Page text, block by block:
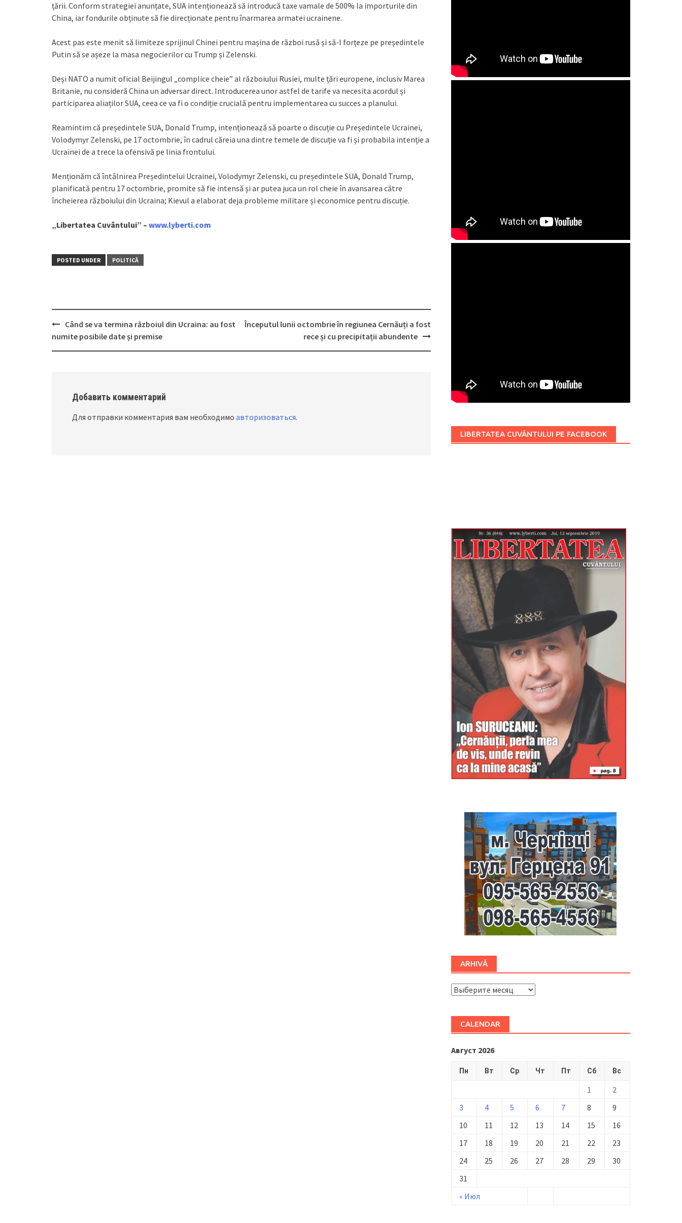
țării. Conform strategiei anunțate, SUA intenționează să introducă taxe vamale de 500% la importurile din
China, iar fondurile obținute să fie direcționate pentru înarmarea armatei ucrainene.
Acest pas este menit să limiteze sprijinul Chinei pentru mașina de război rusă și să-l forțeze pe președintele
Putin să se așeze la masa negocierilor cu Trump și Zelenski.
Deși NATO a numit oficial Beijingul „complice cheie” al războiului Rusiei, multe țări europene, inclusiv Marea
Britanie, nu consideră China un adversar direct. Introducerea unor astfel de tarife va necesita acordul și
participarea aliaților SUA, ceea ce va fi o condiție crucială pentru implementarea cu succes a planului.
Reamintim că președintele SUA, Donald Trump, intenționează să poarte o discuție cu Președintele Ucrainei,
Volodymyr Zelenski, pe 17 octombrie, în cadrul căreia una dintre temele de discuție va fi și probabila intenție a
Ucrainei de a trece la ofensivă pe linia frontului.
Menționăm că întâlnirea Președintelui Ucrainei, Volodymyr Zelenski, cu președintele SUA, Donald Trump,
planificată pentru 17 octombrie, promite să fie intensă și ar putea juca un rol cheie în avansarea către
încheierea războiului din Ucraina; Kievul a elaborat deja probleme militare și economice pentru discuție.
„Libertatea Cuvântului” – www.lyberti.com
POSTED UNDER POLITICĂ
Post
navigation
Când se va termina războiul din Ucraina: au fost
numite posibile date și premise
Începutul lunii octombrie în regiunea Cernăuți a fost
rece și cu precipitații abundente
Добавить комментарий
Для отправки комментария вам необходимо авторизоваться.
LIBERTATEA CUVÂNTULUI PE FACEBOOK
ARHIVĂ
ARHIVĂ
CALENDAR
Август 2026
Пн Вт Ср Чт Пт Сб Вс
« Июл
1
2
3
4 5 6 7 8
9
10
11 12 13 14 15
16
17
18 19 20 21 22
23
24
25 26 27 28 29
30
31